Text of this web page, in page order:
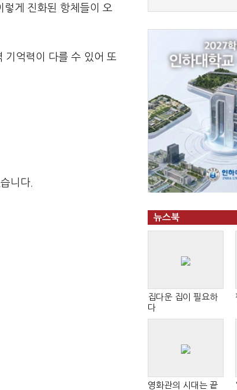
게 진화된 항체들이 오
기억력이 다를 수 있어 또
니다.
뉴스북
집다운 집이 필요하
다
영화관의 시대는 끝